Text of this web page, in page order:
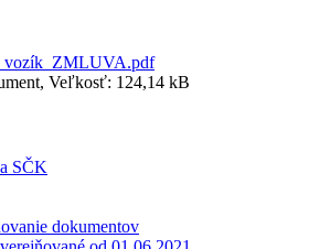
Veľkosť: 124,14 kB
SČK
dokumentov